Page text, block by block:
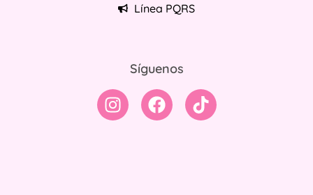
Línea PQRS
Síguenos